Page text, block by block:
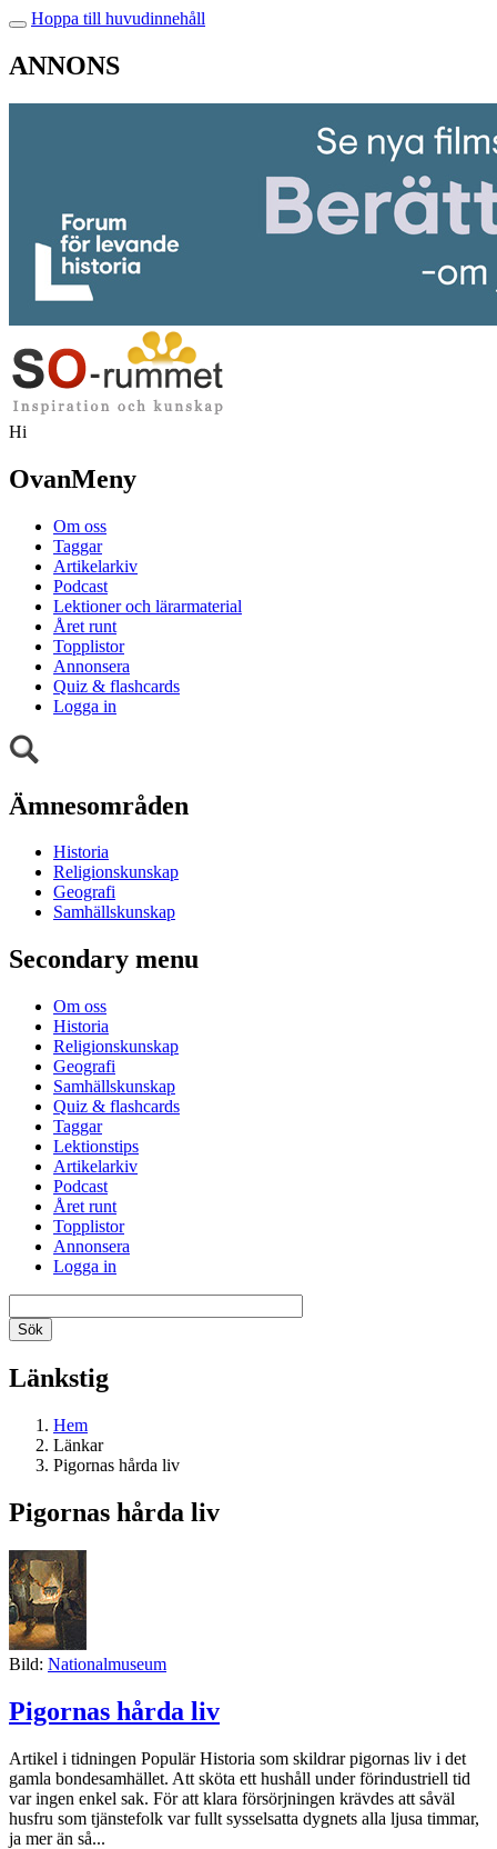
Hoppa till huvudinnehåll
ANNONS
Hi
OvanMeny
Om oss
Taggar
Artikelarkiv
Podcast
Lektioner och lärarmaterial
Året runt
Topplistor
Annonsera
Quiz & flashcards
Logga in
Ämnesområden
Historia
Religionskunskap
Geografi
Samhällskunskap
Secondary menu
Om oss
Historia
Religionskunskap
Geografi
Samhällskunskap
Quiz & flashcards
Taggar
Lektionstips
Artikelarkiv
Podcast
Året runt
Topplistor
Annonsera
Logga in
Länkstig
Hem
Länkar
Pigornas hårda liv
Pigornas hårda liv
Bild: Nationalmuseum
Pigornas hårda liv
Artikel i tidningen Populär Historia som skildrar pigornas liv i det
gamla bondesamhället. Att sköta ett hushåll under förindustriell tid
var ingen enkel sak. För att klara försörjningen krävdes att såväl
husfru som tjänstefolk var fullt sysselsatta dygnets alla ljusa timmar,
ja mer än så...